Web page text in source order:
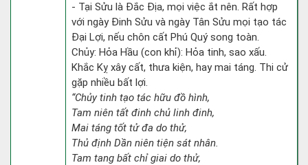
- Tại Sửu là Đắc Địa, mọi việc ắt nên. Rất hợp
với ngày Đinh Sửu và ngày Tân Sửu mọi tạo tác
Đại Lợi, nếu chôn cất Phú Quý song toàn.
Chủy: Hỏa Hầu (con khỉ): Hỏa tinh, sao xấu.
Khắc Kỵ xây cất, thưa kiện, hay mai táng. Thi cử
gặp nhiều bất lợi.
“Chủy tinh tạo tác hữu đồ hình,
Tam niên tất đinh chủ linh đinh,
Mai táng tốt tử đa do thử,
Thủ định Dần niên tiện sát nhân.
Tam tang bất chỉ giai do thử,